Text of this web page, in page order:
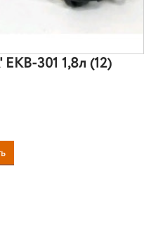
301 1,8л (12)